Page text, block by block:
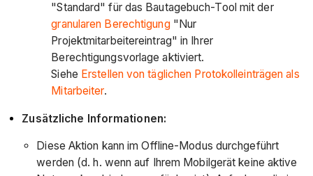
"Standard" für das Bautagebuch-Tool mit der
granularen Berechtigung"Nur
Projektmitarbeitereintrag" in Ihrer
Berechtigungsvorlage aktiviert.
Siehe Erstellen von täglichen Protokolleinträgen als
Mitarbeiter.
Zusätzliche Informationen:
Diese Aktion kann im Offline-Modus durchgeführt
werden (d. h. wenn auf Ihrem Mobilgerät keine aktive